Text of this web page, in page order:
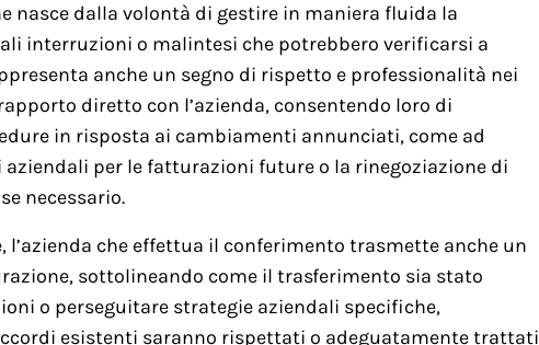
nasce dalla volontà di gestire in maniera fluida la
interruzioni o malintesi che potrebbero verificarsi a
anche un segno di rispetto e professionalità nei
diretto con l’azienda, consentendo loro di
in risposta ai cambiamenti annunciati, come ad
per le fatturazioni future o la rinegoziazione di
necessario.
che effettua il conferimento trasmette anche un
sottolineando come il trasferimento sia stato
o perseguitare strategie aziendali specifiche,
esistenti saranno rispettati o adeguatamente trattati